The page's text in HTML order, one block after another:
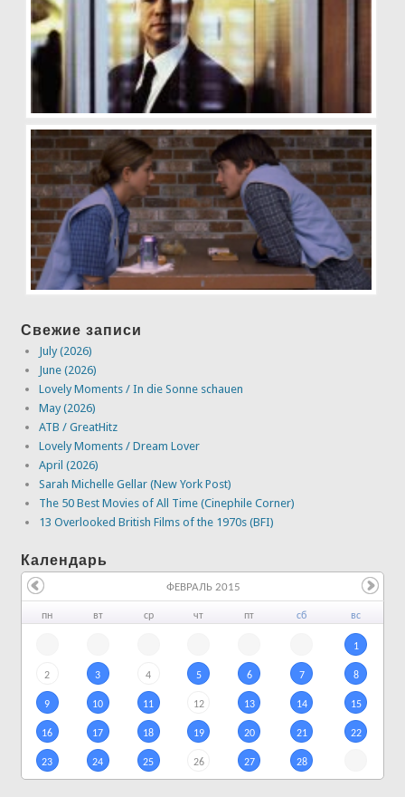
Свежие записи
July (2026)
June (2026)
Lovely Moments / In die Sonne schauen
May (2026)
ATB / GreatHitz
Lovely Moments / Dream Lover
April (2026)
Sarah Michelle Gellar (New York Post)
The 50 Best Movies of All Time (Cinephile Corner)
13 Overlooked British Films of the 1970s (BFI)
Календарь
пн вт ср чт пт сб вс
1
2 3 4 5 6 7 8
9 10 11 12 13 14 15
16 17 18 19 20 21 22
23 24 25 26 27 28
ФЕВРАЛЬ 2015